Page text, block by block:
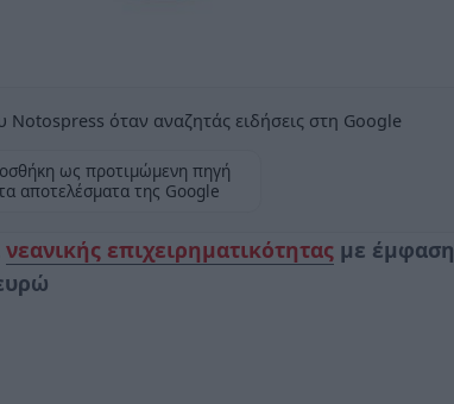
Notospress όταν αναζητάς ειδήσεις στη Google
ως προτιμώμενη πηγή
αποτελέσματα της Google
νεανικής επιχειρηματικότητας με έμφαση